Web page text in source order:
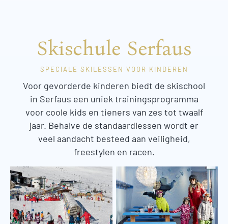
Skischule Serfaus
SPECIALE SKILESSEN VOOR KINDEREN
Voor gevorderde kinderen biedt de skischool
in Serfaus een uniek trainingsprogramma
voor coole kids en tieners van zes tot twaalf
jaar. Behalve de standaardlessen wordt er
veel aandacht besteed aan veiligheid,
freestylen en racen.